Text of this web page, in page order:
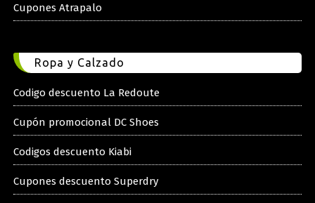
Cupones Atrapalo
Ropa y Calzado
Codigo descuento La Redoute
Cupón promocional DC Shoes
Codigos descuento Kiabi
Cupones descuento Superdry